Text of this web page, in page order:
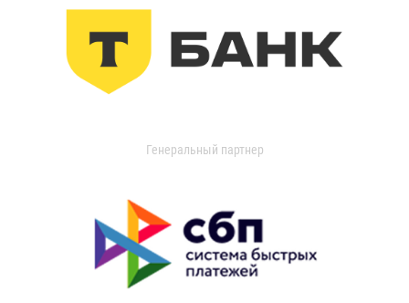
Генеральный партнер